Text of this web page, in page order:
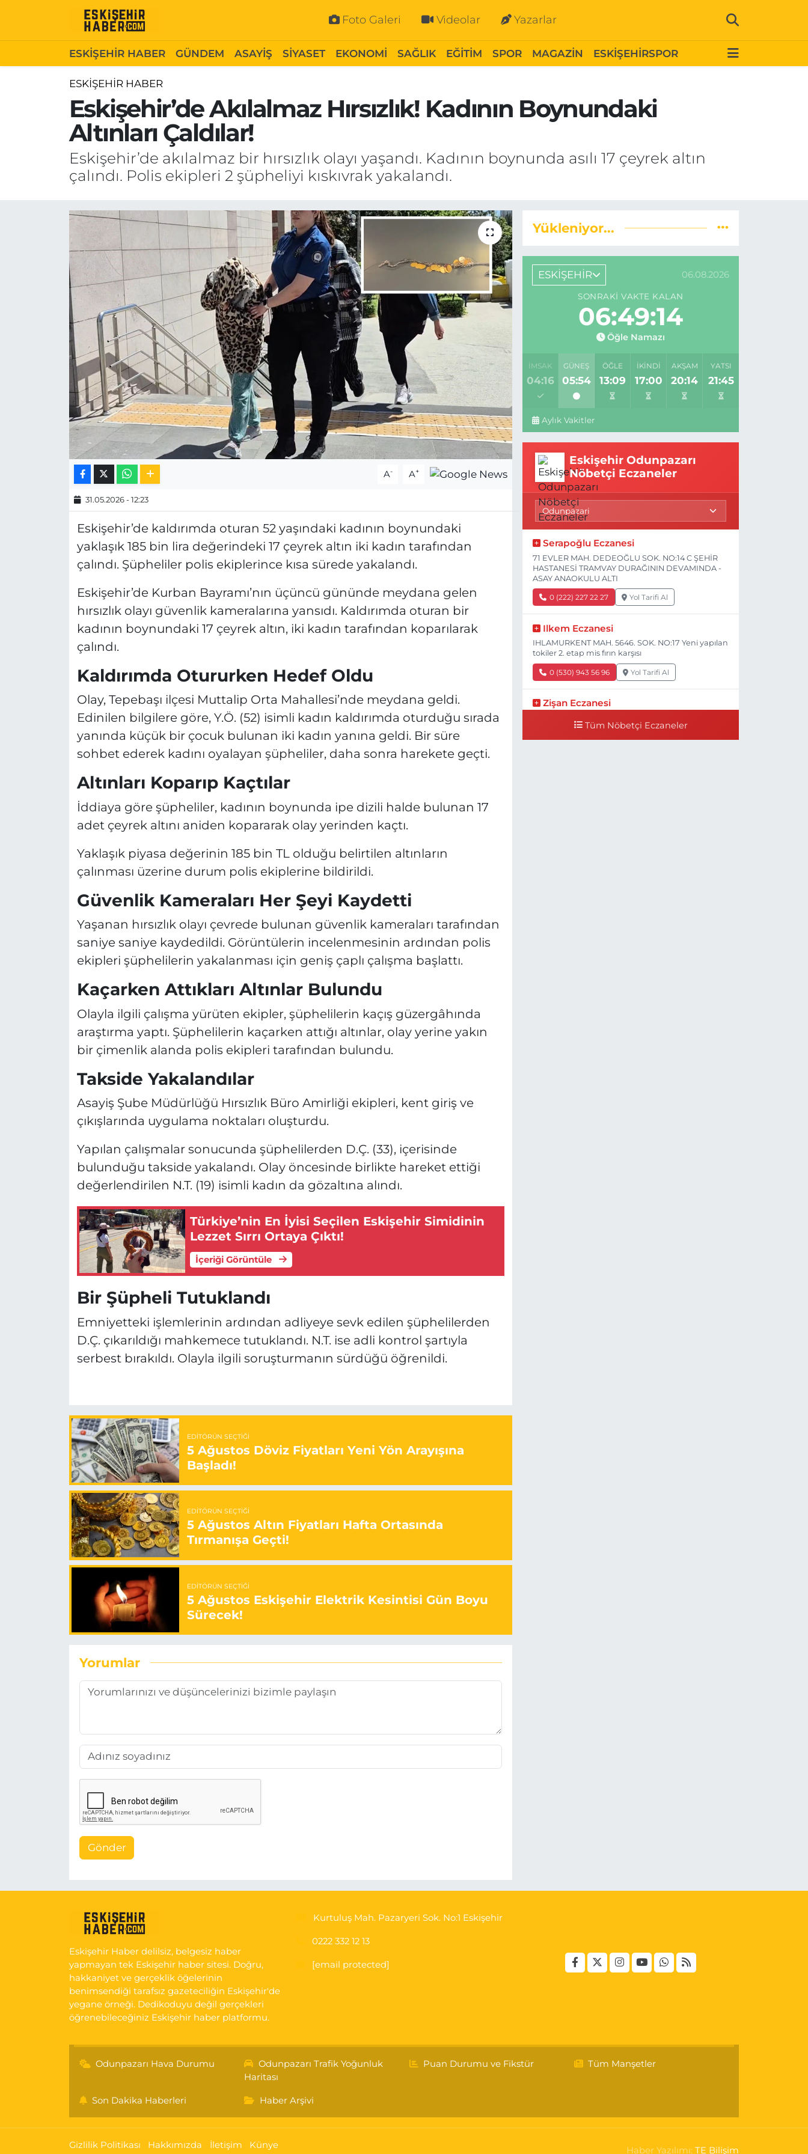
Foto Galeri Videolar Yazarlar
ESKİŞEHİR HABER GÜNDEM ASAYİŞ SİYASET EKONOMİ SAĞLIK EĞİTİM SPOR MAGAZİN ESKİŞEHİRSPOR
ESKİŞEHİR HABER
Eskişehir’de Akılalmaz Hırsızlık! Kadının Boynundaki
Altınları Çaldılar!
Eskişehir’de akılalmaz bir hırsızlık olayı yaşandı. Kadının boynunda asılı 17 çeyrek altın
çalındı. Polis ekipleri 2 şüpheliyi kıskıvrak yakalandı.
A- A+
31.05.2026 - 12:23
Eskişehir’de kaldırımda oturan 52 yaşındaki kadının boynundaki
yaklaşık 185 bin lira değerindeki 17 çeyrek altın iki kadın tarafından
çalındı. Şüpheliler polis ekiplerince kısa sürede yakalandı.
Eskişehir’de Kurban Bayramı’nın üçüncü gününde meydana gelen
hırsızlık olayı güvenlik kameralarına yansıdı. Kaldırımda oturan bir
kadının boynundaki 17 çeyrek altın, iki kadın tarafından koparılarak
çalındı.
Kaldırımda Otururken Hedef Oldu
Olay, Tepebaşı ilçesi Muttalip Orta Mahallesi’nde meydana geldi.
Edinilen bilgilere göre, Y.Ö. (52) isimli kadın kaldırımda oturduğu sırada
yanında küçük bir çocuk bulunan iki kadın yanına geldi. Bir süre
sohbet ederek kadını oyalayan şüpheliler, daha sonra harekete geçti.
Altınları Koparıp Kaçtılar
İddiaya göre şüpheliler, kadının boynunda ipe dizili halde bulunan 17
adet çeyrek altını aniden kopararak olay yerinden kaçtı.
Yaklaşık piyasa değerinin 185 bin TL olduğu belirtilen altınların
çalınması üzerine durum polis ekiplerine bildirildi.
Güvenlik Kameraları Her Şeyi Kaydetti
Yaşanan hırsızlık olayı çevrede bulunan güvenlik kameraları tarafından
saniye saniye kaydedildi. Görüntülerin incelenmesinin ardından polis
ekipleri şüphelilerin yakalanması için geniş çaplı çalışma başlattı.
Kaçarken Attıkları Altınlar Bulundu
Olayla ilgili çalışma yürüten ekipler, şüphelilerin kaçış güzergâhında
araştırma yaptı. Şüphelilerin kaçarken attığı altınlar, olay yerine yakın
bir çimenlik alanda polis ekipleri tarafından bulundu.
Takside Yakalandılar
Asayiş Şube Müdürlüğü Hırsızlık Büro Amirliği ekipleri, kent giriş ve
çıkışlarında uygulama noktaları oluşturdu.
Yapılan çalışmalar sonucunda şüphelilerden D.Ç. (33), içerisinde
bulunduğu takside yakalandı. Olay öncesinde birlikte hareket ettiği
değerlendirilen N.T. (19) isimli kadın da gözaltına alındı.
Türkiye’nin En İyisi Seçilen Eskişehir Simidinin
Lezzet Sırrı Ortaya Çıktı!
İçeriği Görüntüle
Bir Şüpheli Tutuklandı
Emniyetteki işlemlerinin ardından adliyeye sevk edilen şüphelilerden
D.Ç. çıkarıldığı mahkemece tutuklandı. N.T. ise adli kontrol şartıyla
serbest bırakıldı. Olayla ilgili soruşturmanın sürdüğü öğrenildi.
EDITÖRÜN SEÇTIĞI
5 Ağustos Döviz Fiyatları Yeni Yön Arayışına
Başladı!
EDITÖRÜN SEÇTIĞI
5 Ağustos Altın Fiyatları Hafta Ortasında
Tırmanışa Geçti!
EDITÖRÜN SEÇTIĞI
5 Ağustos Eskişehir Elektrik Kesintisi Gün Boyu
Sürecek!
Yorumlar
Gönder
Yükleniyor...
ESKİŞEHİR 06.08.2026
SONRAKI VAKTE KALAN
06:49:14
Öğle Namazı
İMSAK
04:16
GÜNEŞ
05:54
ÖĞLE
13:09
İKINDI
17:00
AKŞAM
20:14
YATSI
21:45
Aylık Vakitler
Eskişehir Odunpazarı
Nöbetçi Eczaneler
Serapoğlu Eczanesi
71 EVLER MAH. DEDEOĞLU SOK. NO:14 C ŞEHİR
HASTANESİ TRAMVAY DURAĞININ DEVAMINDA -
ASAY ANAOKULU ALTI
0 (222) 227 22 27 Yol Tarifi Al
Ilkem Eczanesi
IHLAMURKENT MAH. 5646. SOK. NO:17 Yeni yapılan
tokiler 2. etap mis fırın karşısı
0 (530) 943 56 96 Yol Tarifi Al
Zişan Eczanesi
GEÇİNCE, HACI HASANOĞLU BAKLAVACI VE PİNO
YANI
Tüm Nöbetçi Eczaneler
Eskişehir Haber delilsiz, belgesiz haber
yapmayan tek Eskişehir haber sitesi. Doğru,
hakkaniyet ve gerçeklik öğelerinin
benimsendiği tarafsız gazeteciliğin Eskişehir'de
yegane örneği. Dedikoduyu değil gerçekleri
öğrenebileceğiniz Eskişehir haber platformu.
Kurtuluş Mah. Pazaryeri Sok. No:1 Eskişehir
0222 332 12 13
[email protected]
Odunpazarı Hava Durumu
Odunpazarı Trafik Yoğunluk
Haritası
Puan Durumu ve Fikstür Tüm Manşetler
Son Dakika Haberleri Haber Arşivi
Gizlilik Politikası Hakkımızda İletişim Künye Haber Yazılımı:TE Bilişim
ESKİŞEHİR HABER
SİYASET
EKONOMİ
MAGAZİN
ESKİŞEHİRSPOR
Gizlilik Politikası
Hakkımızda
İletişim
Künye
Odunpazarı Hava Durumu
Odunpazarı Trafik Yoğunluk Haritası
Süper Lig Puan Durumu ve Fikstür
Tüm Manşetler
Son Dakika Haberleri